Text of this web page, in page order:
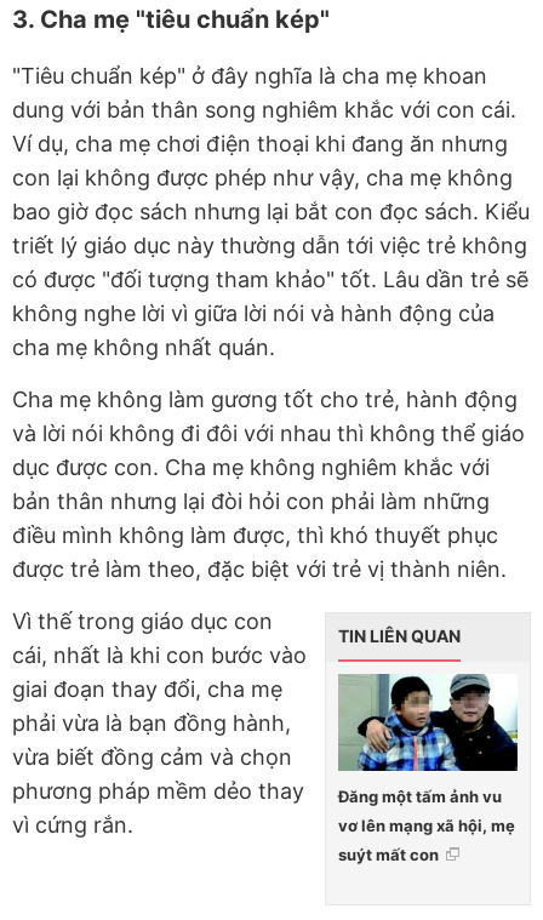
3. Cha mẹ "tiêu chuẩn kép"
"Tiêu chuẩn kép" ở đây nghĩa là cha mẹ khoan
dung với bản thân song nghiêm khắc với con cái.
Ví dụ, cha mẹ chơi điện thoại khi đang ăn nhưng
con lại không được phép như vậy, cha mẹ không
bao giờ đọc sách nhưng lại bắt con đọc sách. Kiểu
triết lý giáo dục này thường dẫn tới việc trẻ không
có được "đối tượng tham khảo" tốt. Lâu dần trẻ sẽ
không nghe lời vì giữa lời nói và hành động của
cha mẹ không nhất quán.
Cha mẹ không làm gương tốt cho trẻ, hành động
và lời nói không đi đôi với nhau thì không thể giáo
dục được con. Cha mẹ không nghiêm khắc với
bản thân nhưng lại đòi hỏi con phải làm những
điều mình không làm được, thì khó thuyết phục
được trẻ làm theo, đặc biệt với trẻ vị thành niên.
TIN LIÊN QUAN
Đăng một tấm ảnh vu
vơ lên mạng xã hội, mẹ
suýt mất con
Vì thế trong giáo dục con
cái, nhất là khi con bước vào
giai đoạn thay đổi, cha mẹ
phải vừa là bạn đồng hành,
vừa biết đồng cảm và chọn
phương pháp mềm dẻo thay
vì cứng rắn.